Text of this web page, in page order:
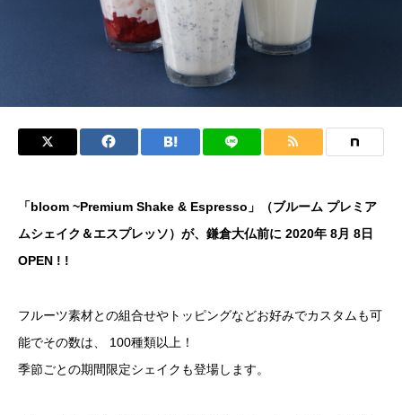
「bloom ~Premium Shake & Espresso」（ブルーム プレミア
ムシェイク＆エスプレッソ）が、鎌倉大仏前に 2020年 8月 8日
OPEN ! !
フルーツ素材との組合せやトッピングなどお好みでカスタムも可
能でその数は、 100種類以上！
季節ごとの期間限定シェイクも登場します。